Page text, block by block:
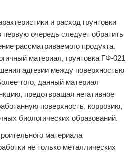
и расход грунтовки
очередь следует обратить
рассматриваемого продукта.
материал, грунтовка ГФ-021
адгезии между поверхностью
того, данный материал
предотвращая негативное
поверхность, коррозию,
биологических образований.
материала
не только металлических